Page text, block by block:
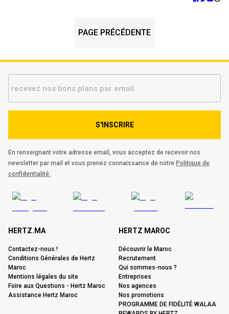
PAGE PRÉCÉDENTE
S'INSCRIRE
En renseignant votre adresse email, vous acceptez de recevoir nos
newsletter par mail et vous prenez connaissance de notre Politique de
confidentialité.
HERTZ.MA
Contactez-nous !
Conditions Générales de Hertz
Maroc
Mentions légales du site
Foire aux Questions - Hertz Maroc
Assistance Hertz Maroc
HERTZ MAROC
Découvrir le Maroc
Recrutement
Qui sommes-nous ?
Entreprises
Nos agences
Nos promotions
PROGRAMME DE FIDÉLITÉ WALAA